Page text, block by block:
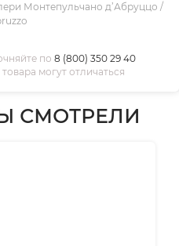
Монтепульчано д’Абруццо /
по 8 (800) 350 29 40
могут отличаться
СМОТРЕЛИ